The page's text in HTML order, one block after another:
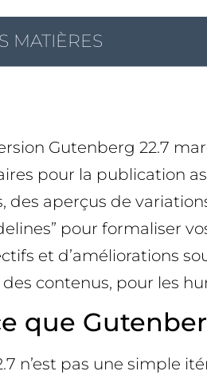
MATIÈRES
Gutenberg 22.7
pour la publication
des aperçus de
pour formaliser
et d’améliorations
contenus, pour les
que
n’est pas une simple